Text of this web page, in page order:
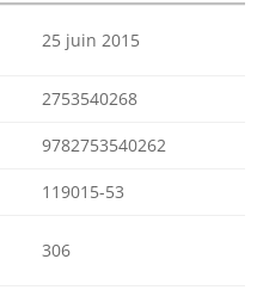
25 juin 2015
2753540268
9782753540262
119015-53
306